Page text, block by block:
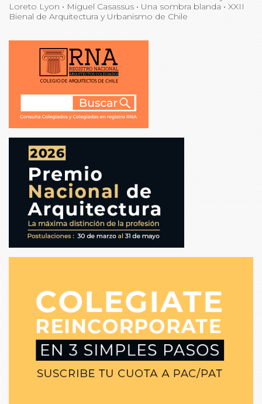
Loreto Lyon • Miguel Casassus • Una sombra blanda • XXII
Bienal de Arquitectura y Urbanismo de Chile